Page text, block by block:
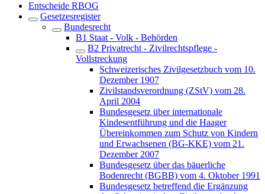
Entscheide RBOG
Gesetzesregister
Bundesrecht
B1 Staat - Volk - Behörden
B2 Privatrecht - Zivilrechtspflege -
Vollstreckung
Schweizerisches Zivilgesetzbuch vom 10.
Dezember 1907
Zivilstandsverordnung (ZStV) vom 28.
April 2004
Bundesgesetz über internationale
Kindesentführung und die Haager
Übereinkommen zum Schutz von Kindern
und Erwachsenen (BG-KKE) vom 21.
Dezember 2007
Bundesgesetz über das bäuerliche
Bodenrecht (BGBB) vom 4. Oktober 1991
Bundesgesetz betreffend die Ergänzung